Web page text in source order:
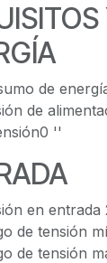
de
de
''
en entrada
de tensión
de tensión